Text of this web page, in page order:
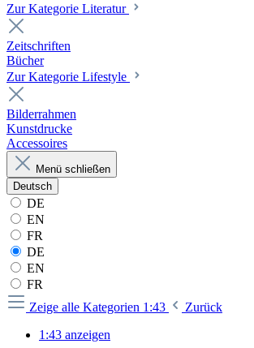
Zur Kategorie Literatur
Zeitschriften
Bücher
Zur Kategorie Lifestyle
Bilderrahmen
Kunstdrucke
Accessoires
Menü schließen
Deutsch
DE
EN
FR
DE
EN
FR
Zeige alle Kategorien 1:43
Zurück
1:43 anzeigen